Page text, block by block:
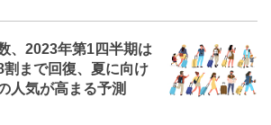
、2023年第1四半期は
まで回復、夏に向け
人気が高まる予測